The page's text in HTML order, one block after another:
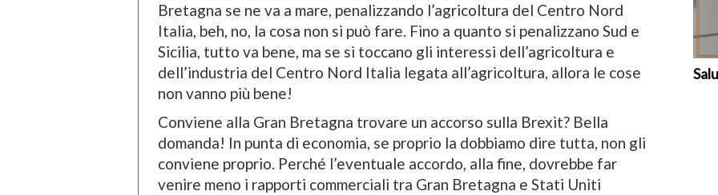
Bretagna se ne va a mare, penalizzando l’agricoltura del Centro Nord
Italia, beh, no, la cosa non si può fare. Fino a quanto si penalizzano Sud e
Sicilia, tutto va bene, ma se si toccano gli interessi dell’agricoltura e
dell’industria del Centro Nord Italia legata all’agricoltura, allora le cose
non vanno più bene!
Conviene alla Gran Bretagna trovare un accorso sulla Brexit? Bella
domanda! In punta di economia, se proprio la dobbiamo dire tutta, non gli
conviene proprio. Perché l’eventuale accordo, alla fine, dovrebbe far
venire meno i rapporti commerciali tra Gran Bretagna e Stati Uniti